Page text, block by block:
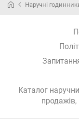
Наручні
Каталог
продажів,